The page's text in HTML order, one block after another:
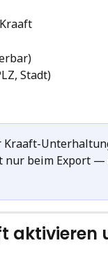
Stadt)
Kraaft-
nur beim Export
aktivieren